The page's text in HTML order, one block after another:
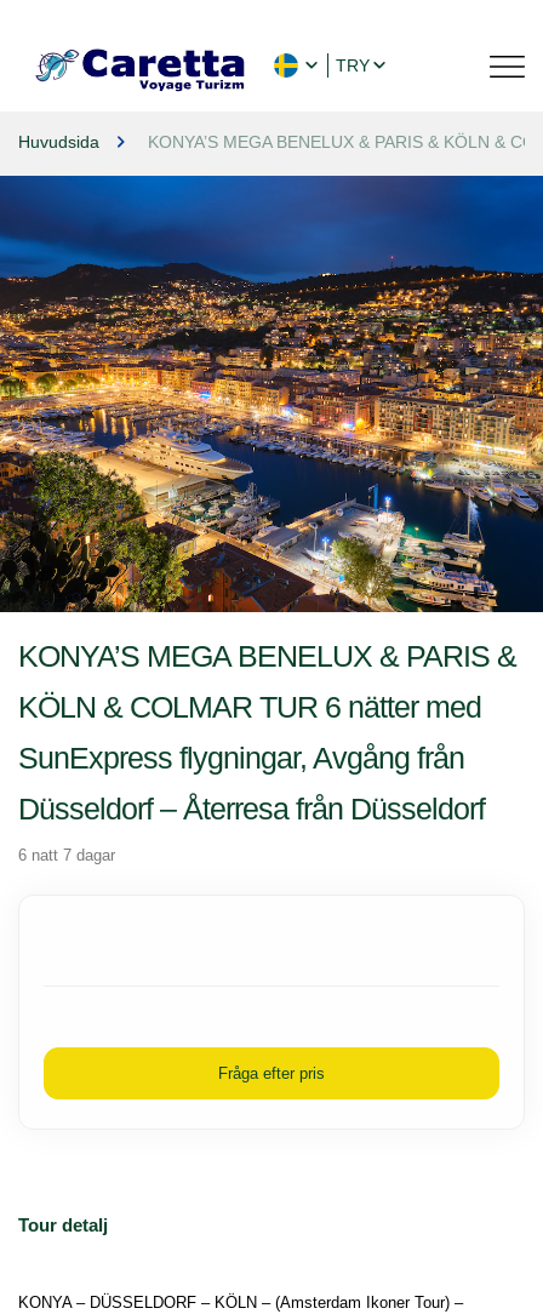
TRY
Huvudsida KONYA’S MEGA BENELUX & PARIS & KÖLN &
Tour detalj
KONYA – DÜSSELDORF – KÖLN – (Amsterdam Ikoner Tour) –
KONYA’S MEGA BENELUX & PARIS &
KÖLN & COLMAR TUR 6 nätter med
SunExpress flygningar, Avgång från
Düsseldorf – Återresa från Düsseldorf
6 natt 7 dagar
Fråga efter pris